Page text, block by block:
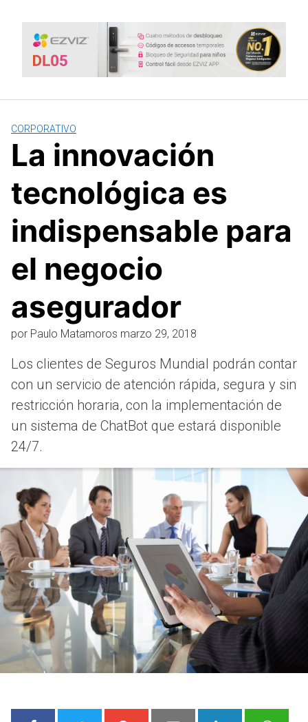
contenido
CORPORATIVO
La innovación
tecnológica es
indispensable para
el negocio
asegurador
por Paulo Matamoros marzo 29, 2018
Los clientes de Seguros Mundial podrán contar
con un servicio de atención rápida, segura y sin
restricción horaria, con la implementación de
un sistema de ChatBot que estará disponible
24/7.